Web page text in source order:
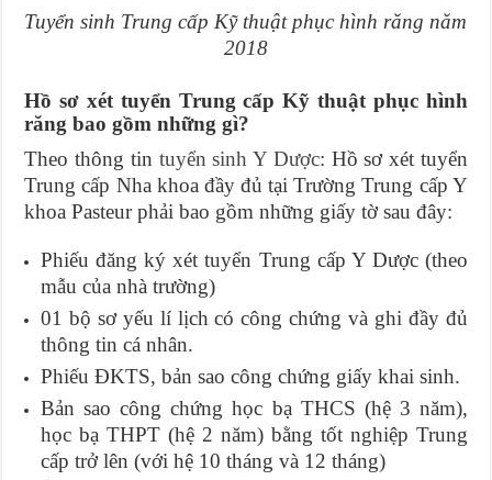
Tuyển sinh Trung cấp Kỹ thuật phục hình răng năm
2018
Hồ sơ xét tuyển Trung cấp Kỹ thuật phục hình
răng bao gồm những gì?
Theo thông tin tuyển sinh Y Dược: Hồ sơ xét tuyển
Trung cấp Nha khoa đầy đủ tại Trường Trung cấp Y
khoa Pasteur phải bao gồm những giấy tờ sau đây:
Phiếu đăng ký xét tuyển Trung cấp Y Dược (theo
mẫu của nhà trường)
01 bộ sơ yếu lí lịch có công chứng và ghi đầy đủ
thông tin cá nhân.
Phiếu ĐKTS, bản sao công chứng giấy khai sinh.
Bản sao công chứng học bạ THCS (hệ 3 năm),
học bạ THPT (hệ 2 năm) bằng tốt nghiệp Trung
cấp trở lên (với hệ 10 tháng và 12 tháng)